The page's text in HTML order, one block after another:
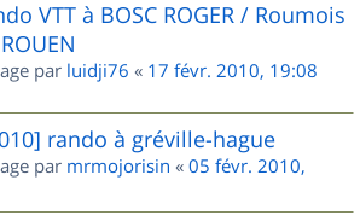
VTT à BOSC ROGER / Roumois
par luidji76 « 17 févr. 2010, 19:08
rando à gréville-hague
par mrmojorisin « 05 févr. 2010,